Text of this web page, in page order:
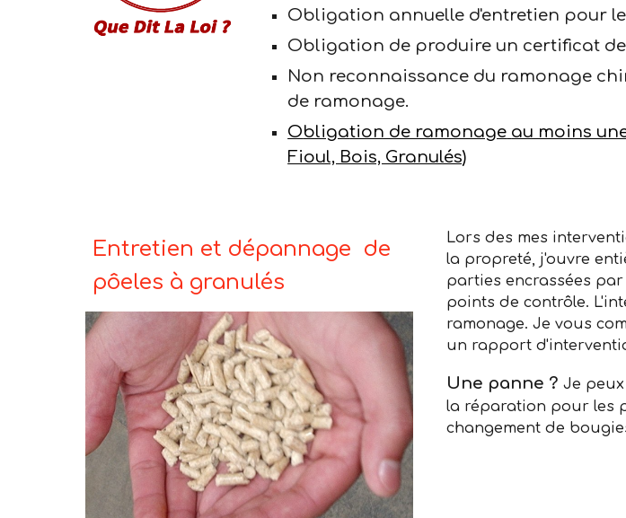
Obligation annuelle d'entretien pour
Obligation de produire un certificat
Non reconnaissance du ramonage
de ramonage.
Obligation de ramonage au moins
Fioul, Bois, Granulés)
Entretien et dépannage de
pôeles à granulés
Lors des mes
la propreté, j'ouvre
parties encrassées
points de contrôle.
ramonage. Je vous
un rapport
Une panne ? Je
la réparation pour les
changement de